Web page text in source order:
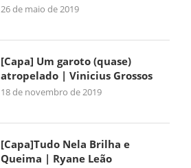
26 de maio de 2019
[Capa] Um garoto (quase)
atropelado | Vinicius Grossos
18 de novembro de 2019
[Capa]Tudo Nela Brilha e
Queima | Ryane Leão